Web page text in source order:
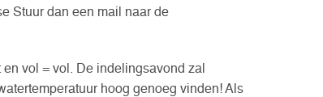
Stuur dan een mail naar de
vol = vol. De indelingsavond zal
hoog genoeg vinden! Als